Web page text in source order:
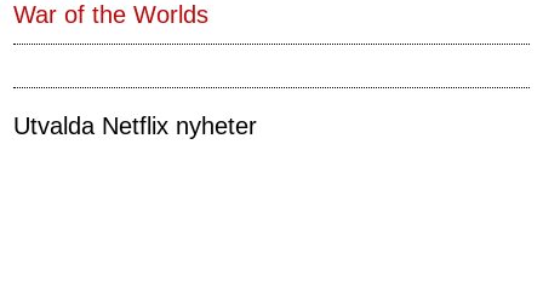
War of the Worlds
Utvalda Netflix nyheter